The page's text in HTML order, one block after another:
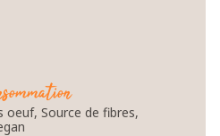
oeuf, Source de fibres,